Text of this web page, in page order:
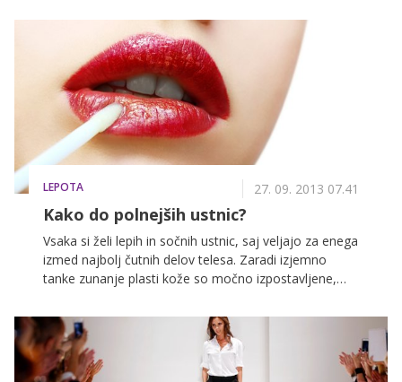
spopadete s težavami, jih je potrebno poznati, zato
vam v nadaljevanju predstavljamo nekaj situacij, iz
katerih se običajno rodita stres ter slaba volja.
LEPOTA 27. 09. 2013 07.41
Kako do polnejših ustnic?
Vsaka si želi lepih in sočnih ustnic, saj veljajo za enega
izmed najbolj čutnih delov telesa. Zaradi izjemno
tanke zunanje plasti kože so močno izpostavljene,
tudi večjih oziroma polnejših ustnic, a zakaj bi se v
želji po večjih ustnicah mučili in zapravljali denar za
drage vsadke ter preparate, ki lahko dražijo ali
poškodujejo vaše ustnice, ko pa lahko vse enostavno